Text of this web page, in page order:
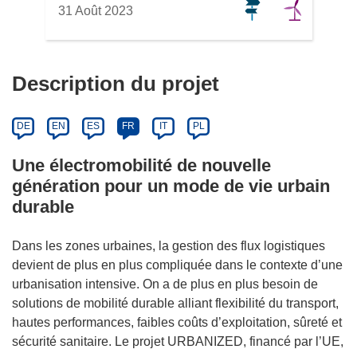
31 Août 2023
Description du projet
DE EN ES FR IT PL
Une électromobilité de nouvelle
génération pour un mode de vie urbain
durable
Dans les zones urbaines, la gestion des flux logistiques
devient de plus en plus compliquée dans le contexte d’une
urbanisation intensive. On a de plus en plus besoin de
solutions de mobilité durable alliant flexibilité du transport,
hautes performances, faibles coûts d’exploitation, sûreté et
sécurité sanitaire. Le projet URBANIZED, financé par l’UE,